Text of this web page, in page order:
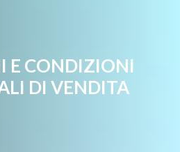
E CONDIZIONI
DI VENDITA